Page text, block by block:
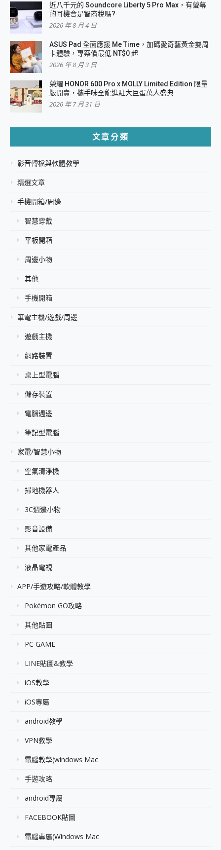
近八千元的 Soundcore Liberty 5 Pro Max，有螢幕
的耳機會是智商稅嗎?
2026 年 8 月 4 日
ASUS Pad 全面應援 Me Time，加碼愛奇藝黃金雙周
卡體驗，專案價最低 NT$0 起
2026 年 8 月 3 日
榮耀 HONOR 600 Pro x MOLLY Limited Edition 限量
版開賣，攜手味全龍進駐大巨蛋萬人盛典
2026 年 7 月 31 日
文章分類
影音轉檔與軟體教學
精選文章
手機開箱/周邊
智慧穿戴
平板開箱
周邊小物
其他
手機開箱
筆電主機/遊戲/周邊
遊戲主機
網路裝置
桌上型電腦
儲存裝置
電腦週邊
筆記型電腦
家電/智慧小物
空氣清淨機
掃地機器人
3C週邊小物
影音設備
其他家電產品
液晶電視
APP/手遊攻略/軟體教學
Pokémon GO攻略
其他貼圖
PC GAME
LINE貼圖&教學
iOS教學
iOS專屬
android教學
VPN教學
電腦教學(windows Mac
手遊攻略
android專屬
FACEBOOK貼圖
電腦專屬(Windows Mac